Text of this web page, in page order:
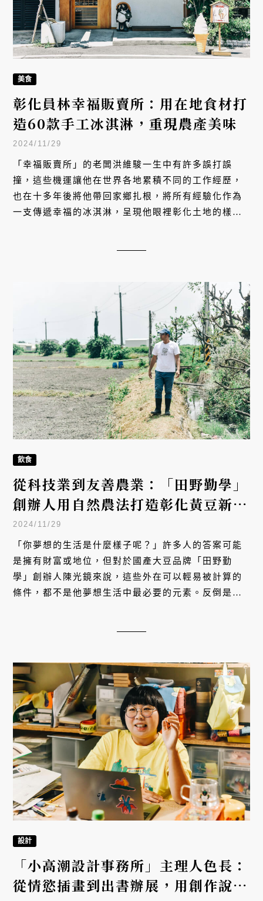
美食
彰化員林幸福販賣所：用在地食材打
造60款手工冰淇淋，重現農產美味
2024/11/29
「幸福販賣所」的老闆洪維駿一生中有許多誤打誤
撞，這些機運讓他在世界各地累積不同的工作經歷，
也在十多年後將他帶回家鄉扎根，將所有經驗化作為
一支傳遞幸福的冰淇淋，呈現他眼裡彰化土地的樣
飲食
從科技業到友善農業：「田野勤學」
創辦人用自然農法打造彰化黃豆新地
標
2024/11/29
「你夢想的生活是什麼樣子呢？」許多人的答案可能
是擁有財富或地位，但對於國產大豆品牌「田野勤
學」創辦人陳光鏡來說，這些外在可以輕易被計算的
條件，都不是他夢想生活中最必要的元素。反倒是與
設計
「小高潮設計事務所」主理人色長：
從情慾插畫到出書辦展，用創作說一